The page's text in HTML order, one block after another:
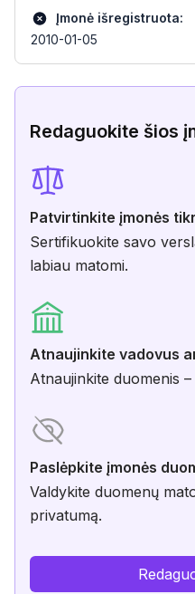
Įmonė išregistruota:
2010-01-05
Redaguokite šios
Patvirtinkite įmonės
Sertifikuokite savo
labiau matomi.
Atnaujinkite vadovus
Atnaujinkite duomenis
Paslėpkite įmonės
Valdykite duomenų
privatumą.